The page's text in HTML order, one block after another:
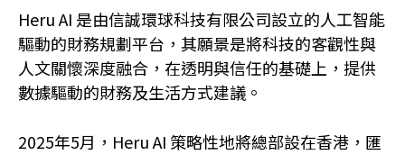
Heru AI 是由信誠環球科技有限公司設立的人工智能
驅動的財務規劃平台，其願景是將科技的客觀性與
人文關懷深度融合，在透明與信任的基礎上，提供
數據驅動的財務及生活方式建議。
2025年5月，Heru AI 策略性地將總部設在香港，匯